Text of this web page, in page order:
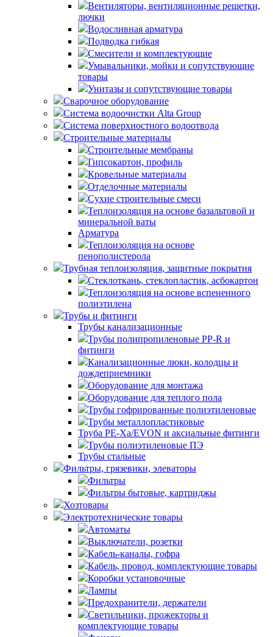
Вентиляторы, вентиляционные решетки,
лючки
Водосливная арматура
Подводка гибкая
Смесители и комплектующие
Умывальники, мойки и сопутствующие
товары
Унитазы и сопутствующие товары
Сварочное оборудование
Система водоочистки Alta Group
Система поверхностного водоотвода
Строительные материалы
Строительные мембраны
Гипсокартон, профиль
Кровельные материалы
Отделочные материалы
Сухие строительные смеси
Теплоизоляция на основе базальтовой и
минеральной ваты
Арматура
Теплоизоляция на основе
пенополистерола
Трубная теплоизоляция, защитные покрытия
Стеклоткань, стеклопластик, асбокартон
Теплоизоляция на основе вспененного
полиэтилена
Трубы и фитинги
Трубы канализационные
Трубы полипропиленовые PP-R и
фитинги
Канализационные люки, колодцы и
дождеприемники
Оборудование для монтажа
Оборудование для теплого пола
Трубы гофрированные полиэтиленовые
Трубы металлопластиковые
Труба PE-Xa/EVON и аксиальные фитинги
Трубы полиэтиленовые ПЭ
Трубы стальные
Фильтры, грязевики, элеваторы
Фильтры
Фильтры бытовые, картриджы
Хозтовары
Электротехнические товары
Автоматы
Выключатели, розетки
Кабель-каналы, гофра
Кабель, провод, комплектующие товары
Коробки установочные
Лампы
Предохранители, держатели
Светильники, прожекторы и
комплектующие товары